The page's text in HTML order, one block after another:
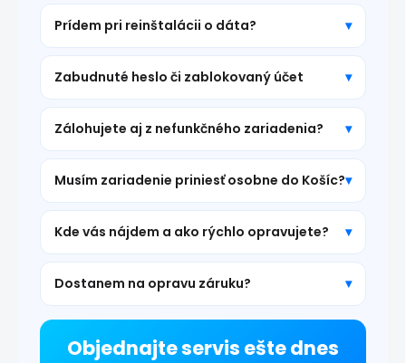
Prídem pri reinštalácii o dáta?
Zabudnuté heslo či zablokovaný účet
Zálohujete aj z nefunkčného zariadenia?
Musím zariadenie priniesť osobne do Košíc?
Kde vás nájdem a ako rýchlo opravujete?
Dostanem na opravu záruku?
Objednajte servis ešte dnes